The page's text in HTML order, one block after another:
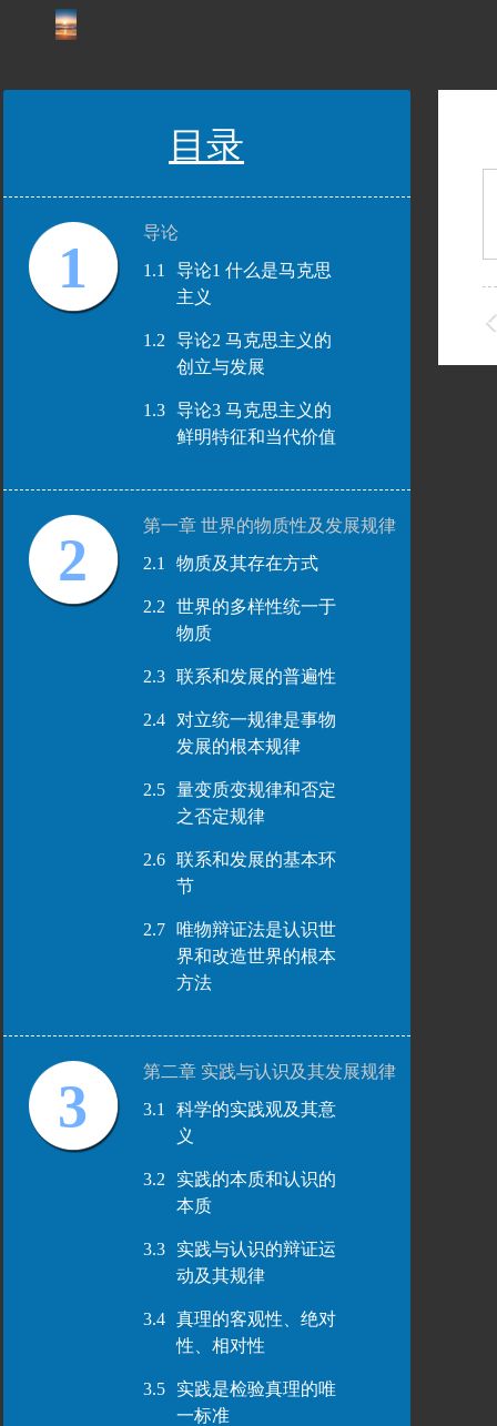
目录
1
导论
1.1
导论1 什么是马克思
主义
1.2
导论2 马克思主义的
创立与发展
1.3
导论3 马克思主义的
鲜明特征和当代价值
2
第一章 世界的物质性及发展规律
2.1
物质及其存在方式
2.2
世界的多样性统一于
物质
2.3 联系和发展的普遍性
2.4
对立统一规律是事物
发展的根本规律
2.5
量变质变规律和否定
之否定规律
2.6
联系和发展的基本环
节
2.7
唯物辩证法是认识世
界和改造世界的根本
方法
3
第二章 实践与认识及其发展规律
3.1
科学的实践观及其意
义
3.2
实践的本质和认识的
本质
3.3
实践与认识的辩证运
动及其规律
3.4
真理的客观性、绝对
性、相对性
3.5
实践是检验真理的唯
一标准